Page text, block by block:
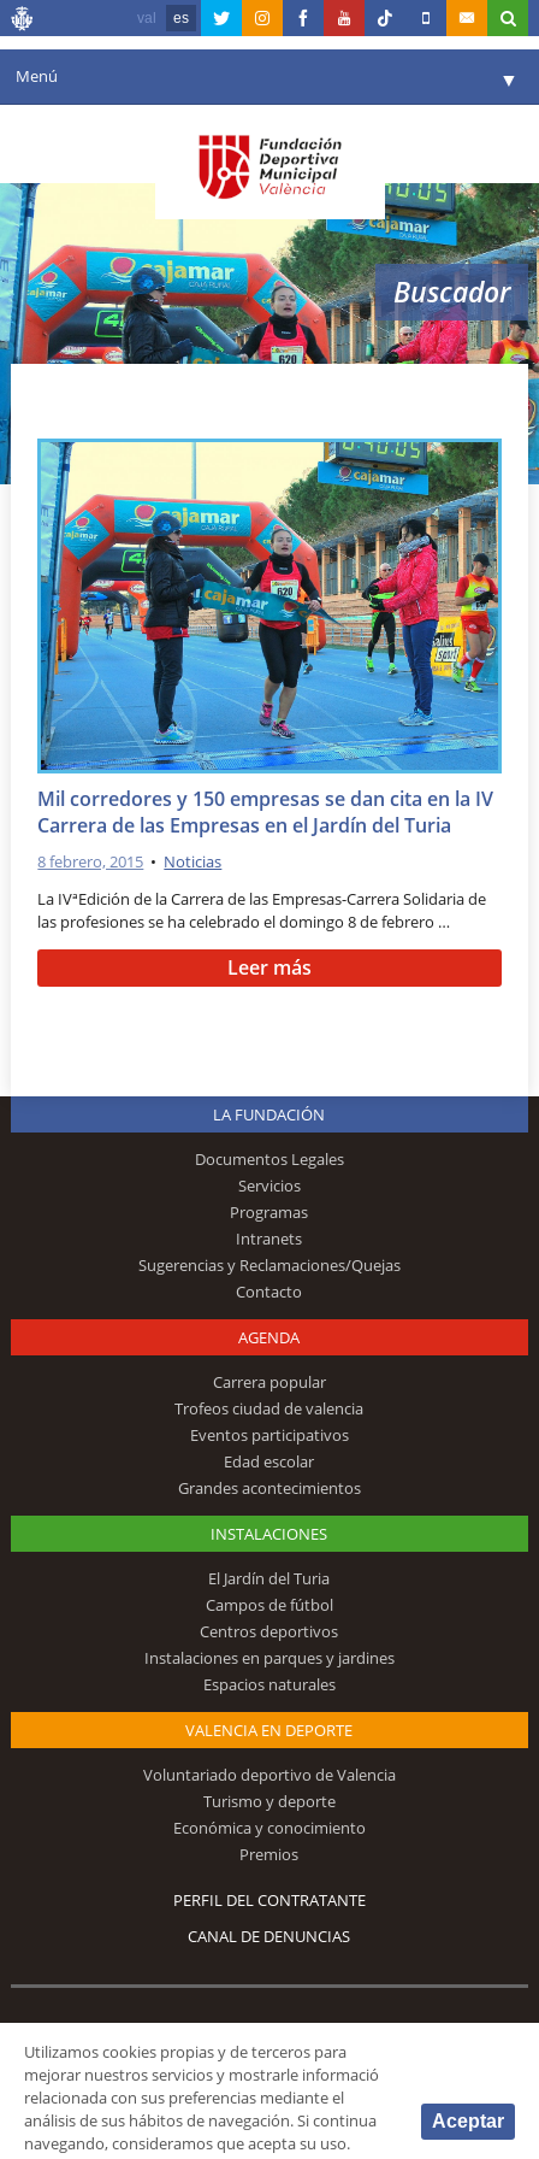
val es
Menú ▼
Agenda
Instalaciones ▼
Comunicación ▼
Valencia en deporte ▼
Reservas
Buscador
Carrera de las empresas valencianas
Mil corredores y 150 empresas se dan cita en la IV
Carrera de las Empresas en el Jardín del Turia
8 febrero, 2015 • Noticias
La IVªEdición de la Carrera de las Empresas-Carrera Solidaria de
las profesiones se ha celebrado el domingo 8 de febrero …
Leer más
LA FUNDACIÓN
Documentos Legales
Servicios
Programas
Intranets
Sugerencias y Reclamaciones/Quejas
Contacto
AGENDA
Carrera popular
Trofeos ciudad de valencia
Eventos participativos
Edad escolar
Grandes acontecimientos
INSTALACIONES
El Jardín del Turia
Campos de fútbol
Centros deportivos
Instalaciones en parques y jardines
Espacios naturales
VALENCIA EN DEPORTE
Voluntariado deportivo de Valencia
Turismo y deporte
Económica y conocimiento
Premios
PERFIL DEL CONTRATANTE
CANAL DE DENUNCIAS
Síguenos
Utilizamos cookies propias y de terceros para
mejorar nuestros servicios y mostrarle informació
relacionada con sus preferencias mediante el
análisis de sus hábitos de navegación. Si continua
navegando, consideramos que acepta su uso.
Aceptar